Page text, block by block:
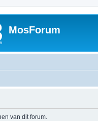
MosForum
van dit forum.